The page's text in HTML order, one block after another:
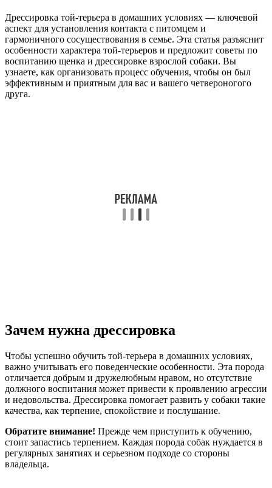
Дрессировка той-терьера в домашних условиях — ключевой
аспект для установления контакта с питомцем и
гармоничного сосуществования в семье. Эта статья разъяснит
особенности характера той-терьеров и предложит советы по
воспитанию щенка и дрессировке взрослой собаки. Вы
узнаете, как организовать процесс обучения, чтобы он был
эффективным и приятным для вас и вашего четвероногого
друга.
Зачем нужна дрессировка
Чтобы успешно обучить той-терьера в домашних условиях,
важно учитывать его поведенческие особенности. Эта порода
отличается добрым и дружелюбным нравом, но отсутствие
должного воспитания может привести к проявлению агрессии
и недовольства. Дрессировка помогает развить у собаки такие
качества, как терпение, спокойствие и послушание.
Обратите внимание! Прежде чем приступить к обучению,
стоит запастись терпением. Каждая порода собак нуждается в
регулярных занятиях и серьезном подходе со стороны
владельца.